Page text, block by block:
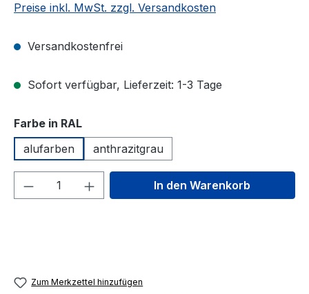
Preise inkl. MwSt. zzgl. Versandkosten
Versandkostenfrei
Sofort verfügbar, Lieferzeit: 1-3 Tage
Farbe in RALauswählen
alufarben
anthrazitgrau
Produkt Anzahl: Gib denIn den Warenkorb
Zum Merkzettel hinzufügen